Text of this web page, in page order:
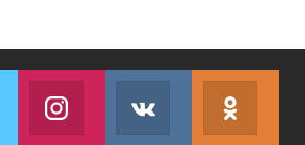
Twitter
Join us on TwitterJoin us on Instagram
Abonează-te